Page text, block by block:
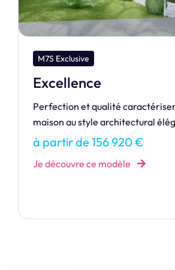
M7S Exclusive
Initiale
Style contemporain pour cette
composée de trois chambres à
à partir de 137 968 €
Je découvre ce modèle